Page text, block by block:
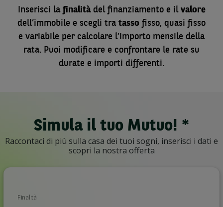
Inserisci la finalità del finanziamento e il valore
dell’immobile e scegli tra tasso fisso, quasi fisso
e variabile per calcolare l’importo mensile della
rata. Puoi modificare e confrontare le rate su
durate e importi differenti.